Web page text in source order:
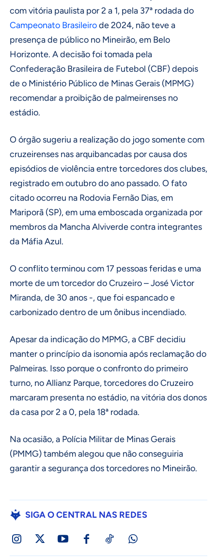
com vitória paulista por 2 a 1, pela 37ª rodada do
Campeonato Brasileirode 2024, não teve a
presença de público no Mineirão, em Belo
Horizonte. A decisão foi tomada pela
Confederação Brasileira de Futebol (CBF) depois
de o Ministério Público de Minas Gerais (MPMG)
recomendar a proibição de palmeirenses no
estádio.
O órgão sugeriu a realização do jogo somente com
cruzeirenses nas arquibancadas por causa dos
episódios de violência entre torcedores dos clubes,
registrado em outubro do ano passado. O fato
citado ocorreu na Rodovia Fernão Dias, em
Mariporã (SP), em uma emboscada organizada por
membros da Mancha Alviverde contra integrantes
da Máfia Azul.
O conflito terminou com 17 pessoas feridas e uma
morte de um torcedor do Cruzeiro – José Victor
Miranda, de 30 anos -, que foi espancado e
carbonizado dentro de um ônibus incendiado.
Apesar da indicação do MPMG, a CBF decidiu
manter o princípio da isonomia após reclamação do
Palmeiras. Isso porque o confronto do primeiro
turno, no Allianz Parque, torcedores do Cruzeiro
marcaram presenta no estádio, na vitória dos donos
da casa por 2 a 0, pela 18ª rodada.
Na ocasião, a Polícia Militar de Minas Gerais
(PMMG) também alegou que não conseguiria
garantir a segurança dos torcedores no Mineirão.
SIGA O CENTRAL NAS REDES